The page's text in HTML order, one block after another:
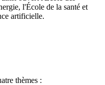
l'École de la santé et
artificielle.
thèmes :